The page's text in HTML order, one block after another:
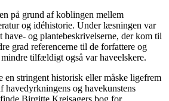
på grund af koblingen mellem
og idéhistorie. Under læsningen var
have- og plantebeskrivelserne, der kom til
grad referencerne til de forfattere og
tilfældigt også var haveelskere.
en stringent historisk eller måske ligefrem
havedyrkningens og havekunstens
Birgitte Krejsagers bog for